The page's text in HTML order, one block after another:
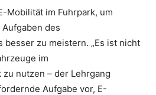
Mobilität im Fuhrpark, um
des
besser zu meistern. „Es ist nicht
im
nutzen – der Lehrgang
Aufgabe vor, E-